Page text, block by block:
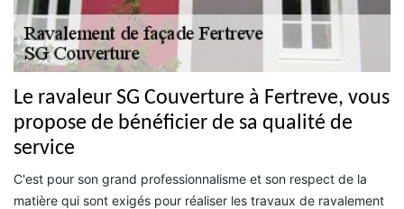
Le ravaleur SG Couverture à Fertreve, vous
propose de bénéficier de sa qualité de
service
C'est pour son grand professionnalisme et son respect de la
matière qui sont exigés pour réaliser les travaux de ravalement